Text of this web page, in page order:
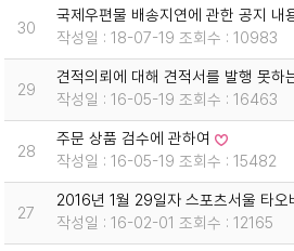
30
국제우편물 배송지연에 관한 공지 내
작성일 : 18-07-19 조회수 : 10983
29
견적의뢰에 대해 견적서를 발행 못하
작성일 : 16-05-19 조회수 : 16463
28
주문 상품 검수에 관하여
작성일 : 16-05-19 조회수 : 15482
27
2016년 1월 29일자 스포츠서울 타
작성일 : 16-02-01 조회수 : 12165